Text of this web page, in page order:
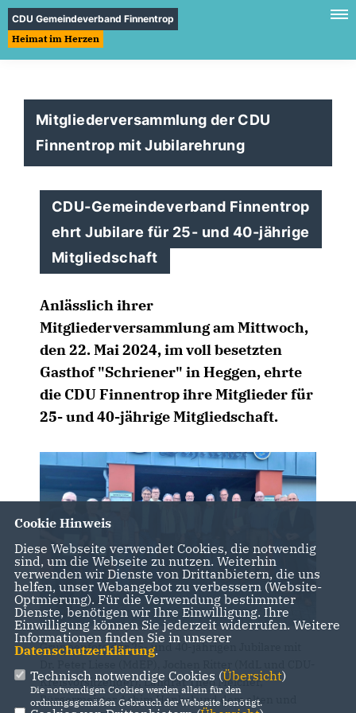
CDU Gemeindeverband Finnentrop
Heimat im Herzen
Mitgliederversammlung der CDU
Finnentrop mit Jubilarehrung
CDU-Gemeindeverband Finnentrop
ehrt Jubilare für 25- und 40-jährige
Mitgliedschaft
Anlässlich ihrer
Mitgliederversammlung am Mittwoch,
den 22. Mai 2024, im voll besetzten
Gasthof "Schriener" in Heggen, ehrte
die CDU Finnentrop ihre Mitglieder für
25- und 40-jährige Mitgliedschaft.
Gruppenfoto der 25- und 40-jährigen Jubilare mit
Kreisvorsitzender), Landrat Theo Melcher,
Bürgermeister Achim Henkel und dem alten und
Cookie Hinweis
Diese Webseite verwendet Cookies, die notwendig
sind, um die Webseite zu nutzen. Weiterhin
verwenden wir Dienste von Drittanbietern, die uns
helfen, unser Webangebot zu verbessern (Website-
Optmierung). Für die Verwendung bestimmter
Dienste, benötigen wir Ihre Einwilligung. Ihre
Einwilligung können Sie jederzeit widerrufen. Weitere
Informationen finden Sie in unserer
Datenschutzerklärung.
Technisch notwendige Cookies (Übersicht)
Die notwendigen Cookies werden allein für den
ordnungsgemäßen Gebrauch der Webseite benötigt.